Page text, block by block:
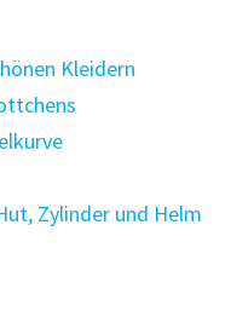
Kleidern
Zylinder und Helm